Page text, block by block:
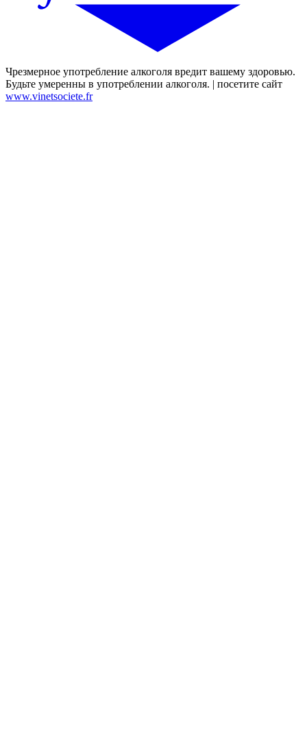
Чрезмерное употребление алкоголя вредит вашему здоровью.
Будьте умеренны в употреблении алкоголя. | посетите сайт
www.vinetsociete.fr